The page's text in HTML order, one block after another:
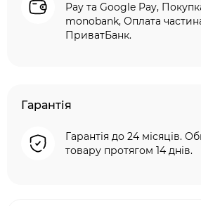
Pay та Google Pay,
monobank, Оплата
ПриватБанк.
Гарантія
Гарантія до 24 місяців.
товару протягом 14 днів.